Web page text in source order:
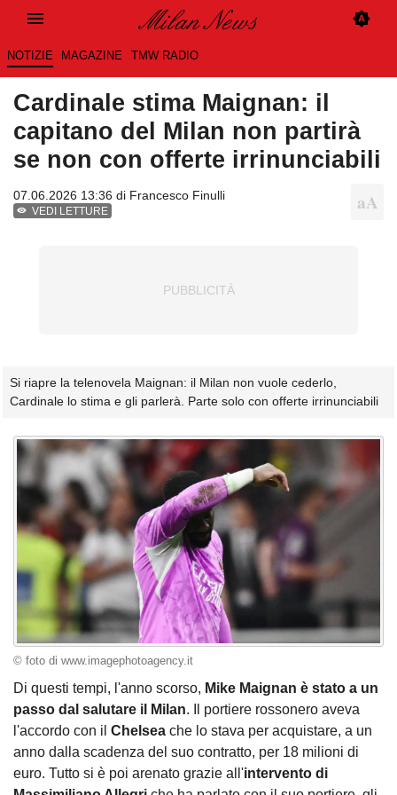
NOTIZIE MAGAZINE TMW RADIO
Cardinale stima Maignan: il
capitano del Milan non partirà
se non con offerte irrinunciabili
07.06.2026 13:36 di Francesco Finulli
VEDI LETTURE
Si riapre la telenovela Maignan: il Milan non vuole cederlo,
Cardinale lo stima e gli parlerà. Parte solo con offerte irrinunciabili
© foto di www.imagephotoagency.it
Di questi tempi, l'anno scorso, Mike Maignan è stato a un
passo dal salutare il Milan. Il portiere rossonero aveva
l'accordo con il Chelsea che lo stava per acquistare, a un
anno dalla scadenza del suo contratto, per 18 milioni di
euro. Tutto si è poi arenato grazie all'intervento di